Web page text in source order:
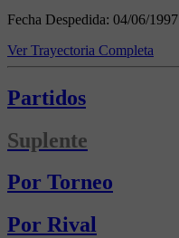
Fecha Despedida: 04/06/1997
Ver Trayectoria Completa
Partidos
Suplente
Por Torneo
Por Rival